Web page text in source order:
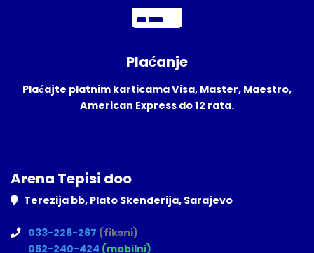
Plaćanje
Plaćajte platnim karticama Visa, Master, Maestro,
American Express do 12 rata.
Arena Tepisi doo
Terezija bb, Plato Skenderija, Sarajevo
033-226-267 (fiksni)
062-240-424 (mobilni)